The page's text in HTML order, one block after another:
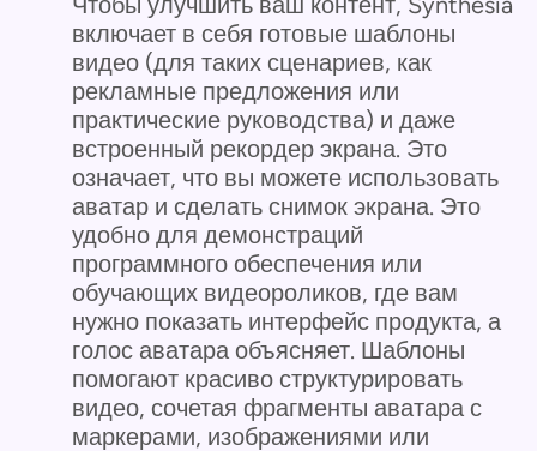
включает в себя готовые шаблоны
видео (для таких сценариев, как
рекламные предложения или
практические руководства) и даже
встроенный рекордер экрана. Это
означает, что вы можете использовать
аватар и сделать снимок экрана. Это
удобно для демонстраций
программного обеспечения или
обучающих видеороликов, где вам
нужно показать интерфейс продукта, а
голос аватара объясняет. Шаблоны
помогают красиво структурировать
видео, сочетая фрагменты аватара с
маркерами, изображениями или